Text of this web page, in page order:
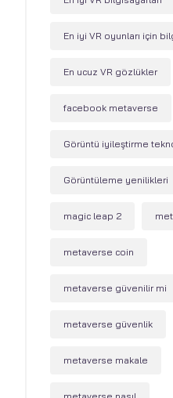
En iyi VR oyunları için
En ucuz VR gözlükler
facebook metaverse
Görüntü iyileştirme
Görüntüleme yenilikleri
magic leap 2
metaverse coin
metaverse güvenilir mi
metaverse güvenlik
metaverse makale